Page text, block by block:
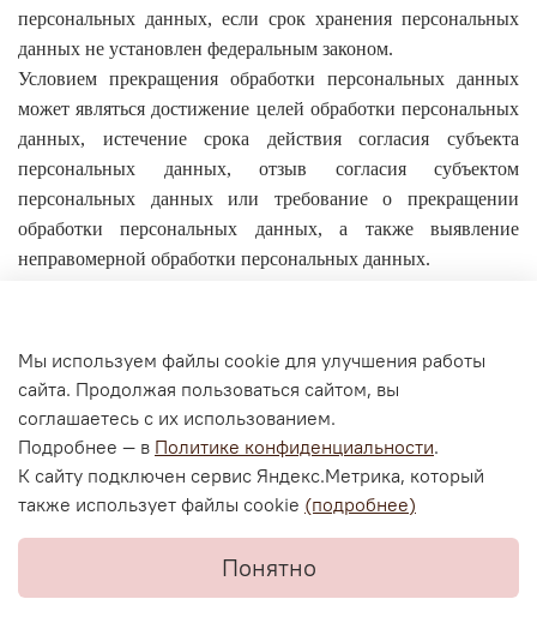
персональных данных, если срок хранения персональных
данных не установлен федеральным законом.
Условием прекращения обработки персональных данных
может являться достижение целей обработки персональных
данных, истечение срока действия согласия субъекта
персональных данных, отзыв согласия субъектом
персональных данных или требование о прекращении
обработки персональных данных, а также выявление
неправомерной обработки персональных данных.
Личный кабинет
Согласие на обработку персональных данных
Политика конфиденциальности и оферта
Мы используем файлы cookie для улучшения работы
сайта. Продолжая пользоваться сайтом, вы
соглашаетесь с их использованием.
Подробнее — в Политике конфиденциальности.
К сайту подключен сервис Яндекс.Метрика, который
также использует файлы cookie (подробнее)
Понятно